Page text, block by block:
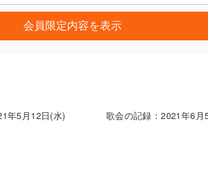
会員限定内容を表示
年5月12日(水) 歌会の記録：2021年6月